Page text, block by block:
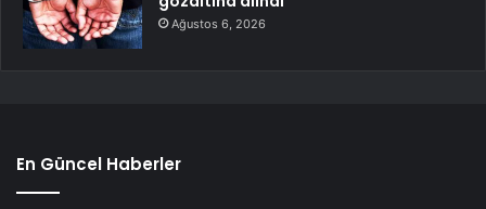
Ağustos 6, 2026
En Güncel Haberler